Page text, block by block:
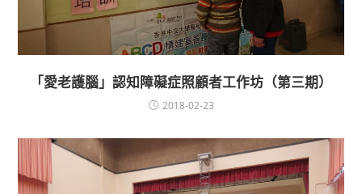
「愛老護腦」認知障礙症照顧者工作坊（第三期）
2018-02-23